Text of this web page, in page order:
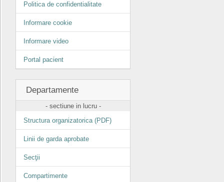
Politica de confidentialitate
Informare cookie
Informare video
Portal pacient
Departamente
- sectiune in lucru -
Structura organizatorica (PDF)
Linii de garda aprobate
Secţii
Compartimente